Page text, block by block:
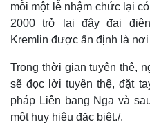
mỗi một lễ nhậm chức lại
2000 trở lại đây đại
Kremlin được ấn định là
Trong thời gian tuyên thệ,
sẽ đọc lời tuyên thệ, đặt
pháp Liên bang Nga và
một huy hiệu đặc biệt./.